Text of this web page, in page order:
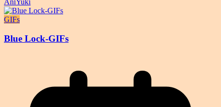
GIFs
Blue Lock-GIFs